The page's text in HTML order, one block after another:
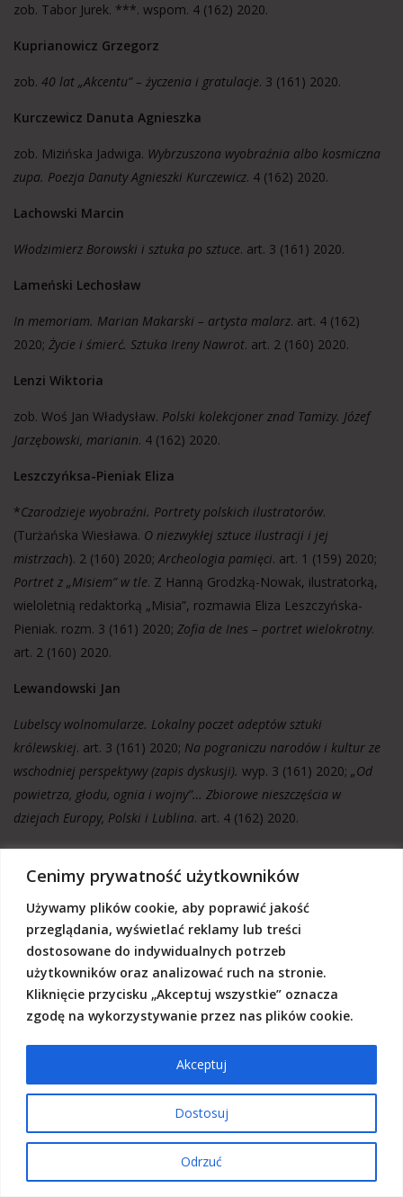
Cenimy prywatność użytkowników
Używamy plików cookie, aby poprawić jakość
przeglądania, wyświetlać reklamy lub treści
dostosowane do indywidualnych potrzeb
użytkowników oraz analizować ruch na stronie.
Kliknięcie przycisku „Akceptuj wszystkie” oznacza
zgodę na wykorzystywanie przez nas plików cookie.
Dostosuj
Odrzuć
Akceptuj
zob. Tabor Jurek. ***. wspom. 4 (162) 2020.
Kuprianowicz Grzegorz
zob. 40 lat „Akcentu” – życzenia i gratulacje. 3 (161) 2020.
Kurczewicz Danuta Agnieszka
zob. Mizińska Jadwiga. Wybrzuszona wyobraźnia albo kosmiczna
zupa. Poezja Danuty Agnieszki Kurczewicz. 4 (162) 2020.
Lachowski Marcin
Włodzimierz Borowski i sztuka po sztuce. art. 3 (161) 2020.
Lameński Lechosław
In memoriam. Marian Makarski – artysta malarz. art. 4 (162)
2020; Życie i śmierć. Sztuka Ireny Nawrot. art. 2 (160) 2020.
Lenzi Wiktoria
zob. Woś Jan Władysław. Polski kolekcjoner znad Tamizy. Józef
Jarzębowski, marianin. 4 (162) 2020.
Leszczyńksa-Pieniak Eliza
*Czarodzieje wyobraźni. Portrety polskich ilustratorów.
(Turżańska Wiesława. O niezwykłej sztuce ilustracji i jej
mistrzach). 2 (160) 2020;Archeologia pamięci. art. 1 (159) 2020;
Portret z „Misiem” w tle. Z Hanną Grodzką-Nowak, ilustratorką,
wieloletnią redaktorką „Misia”, rozmawia Eliza Leszczyńska-
Pieniak. rozm. 3 (161) 2020; Zofia de Ines – portret wielokrotny.
art. 2 (160) 2020.
Lewandowski Jan
Lubelscy wolnomularze. Lokalny poczet adeptów sztuki
królewskiej. art. 3 (161) 2020; Na pograniczu narodów i kultur ze
wschodniej perspektywy (zapis dyskusji). wyp. 3 (161) 2020; „Od
powietrza, głodu, ognia i wojny”… Zbiorowe nieszczęścia w
dziejach Europy, Polski i Lublina. art. 4 (162) 2020.
Lewitan Isaac
zob. Syzonenko Iryna.
Malarz i czas. Krótka opowieść o
Stanisławie Żukowskim, zapomnianym polskim pejzażyście.
2020.
Lipko Romuald
zob. Janicki Mieczysław.
Moje wspomnienia o Romku (Romuald
1 (159) 2020.